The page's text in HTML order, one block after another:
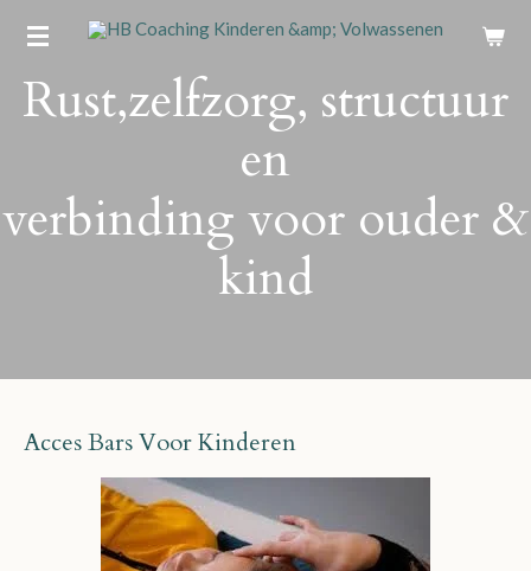
Ga
naar
deRust,zelfzorg, structuur
en
verbinding voor ouder &
kind
Acces Bars Voor Kinderen